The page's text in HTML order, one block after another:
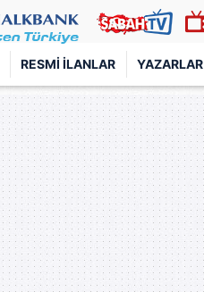
RESMI İLANLAR YAZARLAR